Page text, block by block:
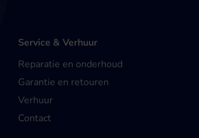
Service & Verhuur
Reparatie en onderhoud
Garantie en retouren
Verhuur
Contact